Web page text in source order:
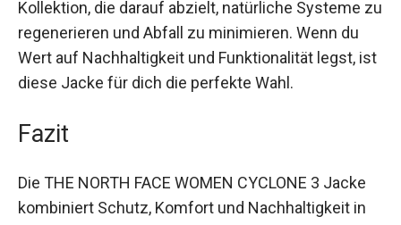
zu regenerieren und Abfall zu minimieren. Wenn
du Wert auf Nachhaltigkeit und Funktionalität
legst, ist diese Jacke für dich die perfekte Wahl.
kombiniert Schutz, Komfort und Nachhaltigkeit in
einem stylischen Design. Dank winddichtem und